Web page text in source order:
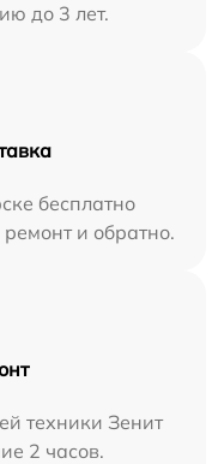
до 3 лет.
бесплатно
и обратно.
техники Зенит
2 часов.